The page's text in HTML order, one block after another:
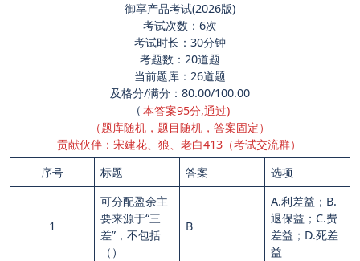
御享产品考试(2026版)
考试次数：6次
考试时长：30分钟
考题数：20道题
当前题库：26道题
及格分/满分：80.00/100.00
（ 本答案95分,通过)
（题库随机，题目随机，答案固定）
贡献伙伴：宋建花、狼、老白413（考试交流群）
序号
标题 答案 选项
1
可分配盈余主
要来源于“三
差”，不包括
（）
B
A.利差益；B.
退保益；C.费
差益；D.死差
益